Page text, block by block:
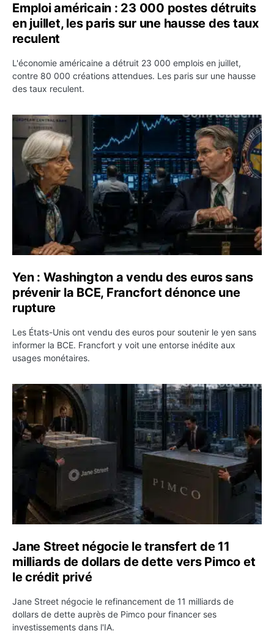
Emploi américain : 23 000 postes détruits
en juillet, les paris sur une hausse des taux
reculent
L'économie américaine a détruit 23 000 emplois en juillet,
contre 80 000 créations attendues. Les paris sur une hausse
des taux reculent.
Yen : Washington a vendu des euros sans prévenir la
Yen : Washington a vendu des euros sans
prévenir la BCE, Francfort dénonce une
rupture
Les États-Unis ont vendu des euros pour soutenir le yen sans
informer la BCE. Francfort y voit une entorse inédite aux
usages monétaires.
Jane Street négocie le transfert de 11 milliards de
Jane Street négocie le transfert de 11
milliards de dollars de dette vers Pimco et
le crédit privé
Jane Street négocie le refinancement de 11 milliards de
dollars de dette auprès de Pimco pour financer ses
investissements dans l'IA.